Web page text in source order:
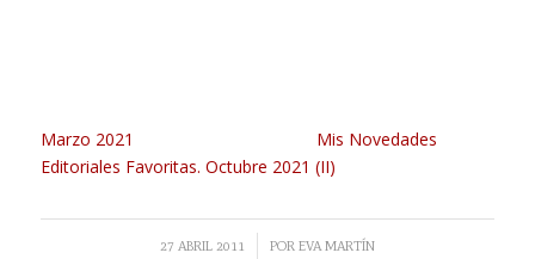
Marzo 2021
Mis Novedades
Editoriales Favoritas. Octubre 2021 (II)
27 ABRIL 2011
/ POR EVA MARTÍN